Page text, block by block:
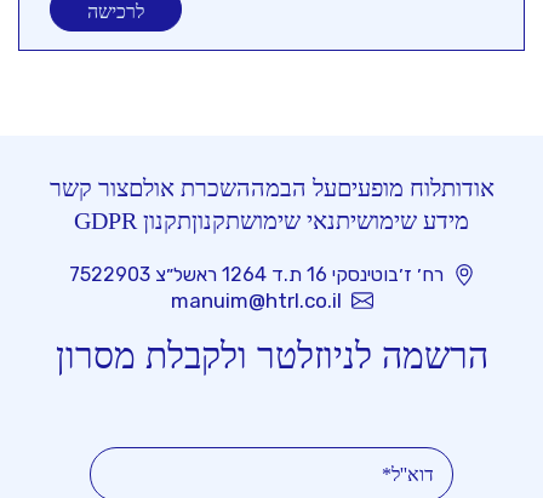
לרכישה
אודותלוח מופעיםעל הבמההשכרת אולםצור קשר
מידע שימושיתנאי שימושתקנוןתקנון GDPR
רח׳ ז׳בוטינסקי 16 ת.ד 1264 ראשל״צ 7522903
manuim@htrl.co.il
הרשמה לניוזלטר ולקבלת מסרון